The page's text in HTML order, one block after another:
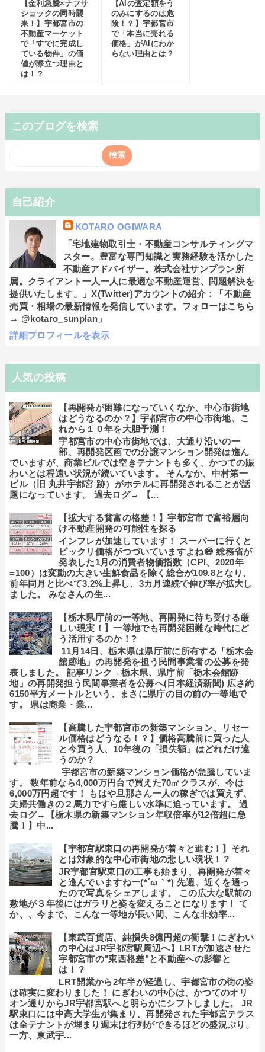
【金利急騰×ナフサ
ショックの同時襲
来！】宇都宮市の
不動産マーケット
で「すでに完成し
ている物件」の価
値が際立つ理由と
は！？
【AIの査定額をう
のみにするのは危
険！？】宇都宮市
で「本当に売れる
価格」がAIにわか
らない理由とは？
このブログを検索
自己紹介
KOTARO OGIWARA
「宅地建物取引士・不動産コンサルティングマ
スター。豊富な専門知識と実務経験を活かした
不動産アドバイザー。株式会社サンプラン所
属。クライアント一人一人に最適な不動産運営、問題解決を
提供いたします。」X(Twitter)アカウントの紹介：「不動産
売買・相場の最新情報を発信しています。フォローはこちら
→ @kotaro_sunplan」
詳細プロフィールを表示
人気の投稿
【再開発が困難になっていくなか、中心市街地
はどうなるのか？】宇都宮市の中心市街地、こ
れから１０年を大胆予測！
宇都宮市の中心市街地では、大通り沿いの一
部、再開発区画での分譲マンション開発は進ん
でいますが、商業ビルでは空きテナントも多く、かつての賑
わいとは程遠い状況が続いています。 そんなか、中村第一
ビル（旧 丸井宇都宮 跡）がホテルに再開発されることが話
題になっています。 過去ログ→ 【...
【拡大する貧富の格差！】宇都宮市で富裕層向
け不動産開発の可能性を探る
インフレが加速しています！ スーパーに行くと
ビックリ価格がつづいていますよね😅 総務省が
発表した1月の消費者物価指数（CPI、2020年
=100）は変動の大きい生鮮食品を除く総合が109.8となり、
前年同月と比べて3.2%上昇し、3カ月連続で伸び率が拡大し
ました。 みなさんの生...
【栃木県庁前の一等地、再開発に待ち受ける厳
しい現実！】一等地でも再開発困難な時代にど
う活用するのか！?
11月14日、栃木県は県庁前に所有する「栃木会
館跡地」の再開発を担う民間事業者の公募を発
表しました。 記事リンク→栃木県、県庁前「栃木会館跡
地」の再開発担う民間事業者を公募へ(日本経済新聞) 広さ約
6150平方メートルという、まさに県庁の目の前の一等地で
す。 県は商業・業...
【高騰した宇都宮市の新築マンション、リセー
ル価格はどうなる！？】価格高騰前に買った人
と今買う人、10年後の「損失額」はどれだけ違
うのか？
宇都宮市の新築マンション価格が急騰していま
す。 数年前なら4,000万円台で買えた70㎡クラスが、今は
6,000万円超です！ もはや旦那さん一人の稼ぎでは買えず、
夫婦共働きの２馬力ですら厳しい水準に迫っています。 過
去ログ→【栃木県の新築マンション年収倍率が12倍超に急
騰！】中...
【宇都宮駅東口の再開発が着々と進む！】それ
とは対象的な中心市街地の悲しい現状！？
JR宇都宮駅東口の工事も始まり、再開発が着々
と進んでいますねー(*´ω｀*) 先週、近くを通っ
たので写真をシェアします。 この広大な駅前の
敷地が３年後にはガラリと姿を変えることになります！ て
か、、今まで、こんな一等地が長い間、こんな非効率...
【東武百貨店、純損失8億円超の衝撃！にぎわい
の中心はJR宇都宮駅周辺へ】LRTが加速させた
宇都宮市の"東西格差"と不動産への影響と
は！？
LRT開業から2年半が経過し、宇都宮市の街の姿
は確実に変わりました！ にぎわいの中心は、かつてのオリ
オン通りからJR宇都宮駅へと明らかにシフトしました。 JR
駅東口には中高大学生が集まり、再開発された宇都宮テラス
は全テナントが埋まり週末は行列ができるほどの盛況ぶり。
一方、東武宇...